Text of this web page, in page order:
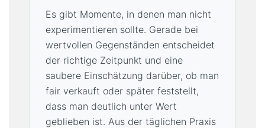
Es gibt Momente, in denen man nicht
experimentieren sollte. Gerade bei
wertvollen Gegenständen entscheidet
der richtige Zeitpunkt und eine
saubere Einschätzung darüber, ob man
fair verkauft oder später feststellt,
dass man deutlich unter Wert
geblieben ist. Aus der täglichen Praxis